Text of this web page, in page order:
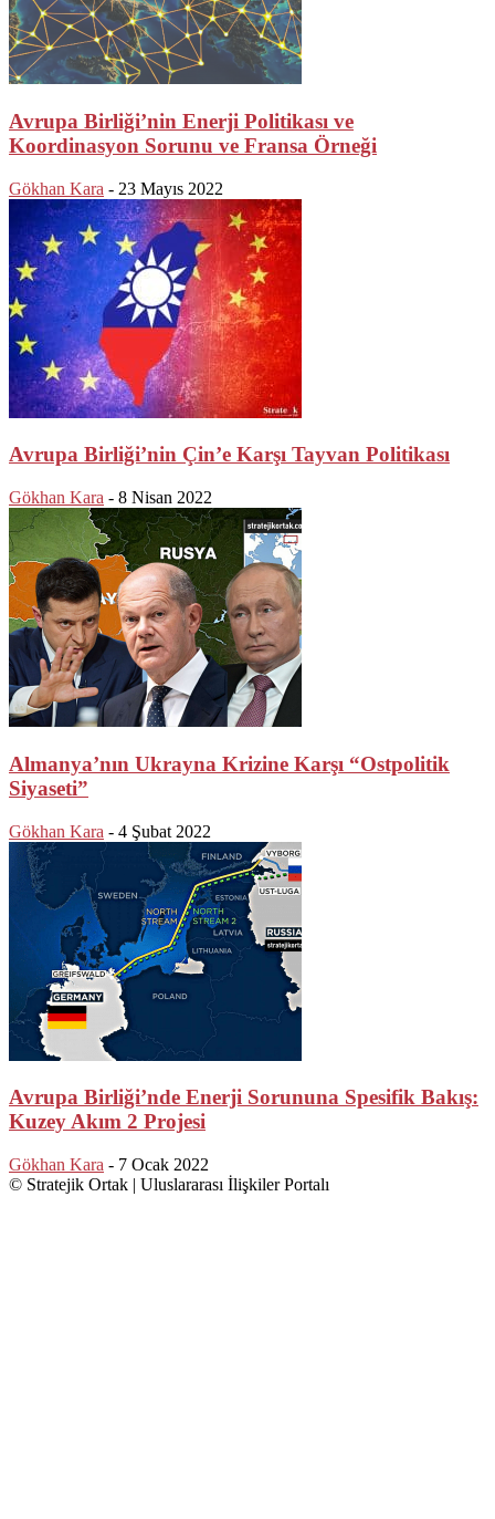
Avrupa Birliği’nin Enerji Politikası ve
Koordinasyon Sorunu ve Fransa Örneği
Gökhan Kara - 23 Mayıs 2022
Avrupa Birliği’nin Çin’e Karşı Tayvan Politikası
Gökhan Kara - 8 Nisan 2022
Almanya’nın Ukrayna Krizine Karşı “Ostpolitik
Siyaseti”
Gökhan Kara - 4 Şubat 2022
Avrupa Birliği’nde Enerji Sorununa Spesifik Bakış:
Kuzey Akım 2 Projesi
Gökhan Kara - 7 Ocak 2022
© Stratejik Ortak | Uluslararası İlişkiler Portalı